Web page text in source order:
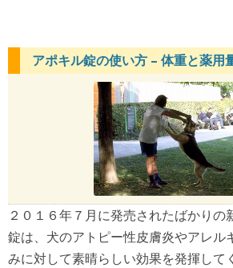
アポキル錠の使い方 – 体重と薬用
２０１６年７月に発売されたばかりの
錠は、犬のアトピー性皮膚炎やアレル
みに対して素晴らしい効果を発揮して